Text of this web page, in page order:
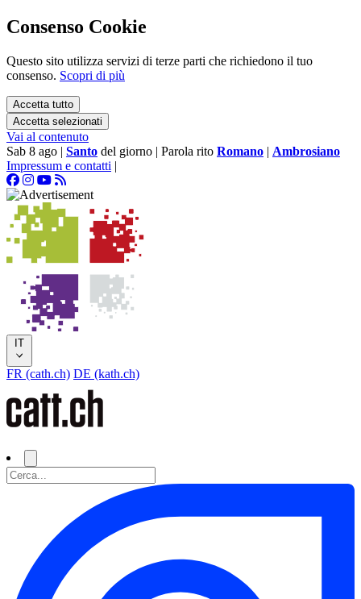
Consenso Cookie
Questo sito utilizza servizi di terze parti che richiedono il tuo
consenso. Scopri di più
Accetta tutto
Accetta selezionati
Vai al contenuto
Sab 8 ago | Santo del giorno | Parola rito Romano | Ambrosiano
Impressum e contatti |
IT
FR (cath.ch) DE (kath.ch)